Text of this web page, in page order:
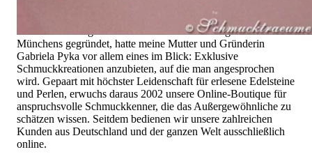
ist nicht nur unsere Überzeugung, sondern auch der Gedanke,
mit dem alles begann. 1995 als kleines Juweliergeschäft nahe
Münchens gegründet, hatte meine Mutter und Gründerin
Gabriela Pyka vor allem eines im Blick: Exklusive
Schmuckkreationen anzubieten, auf die man angesprochen
wird. Gepaart mit höchster Leidenschaft für erlesene Edelsteine
und Perlen, erwuchs daraus 2002 unsere Online-Boutique für
anspruchsvolle Schmuckkenner, die das Außergewöhnliche zu
schätzen wissen. Seitdem bedienen wir unsere zahlreichen
Kunden aus Deutschland und der ganzen Welt ausschließlich
online.